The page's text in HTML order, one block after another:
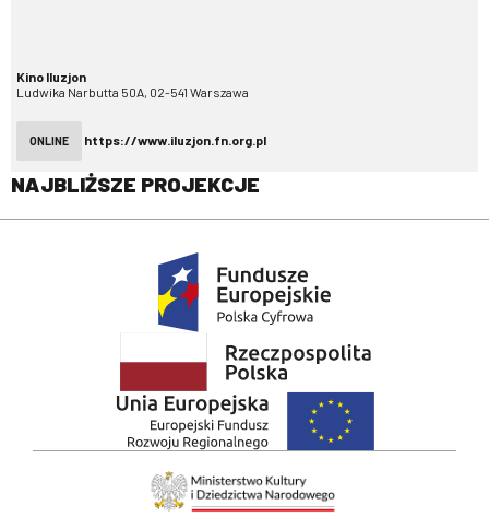
Kino Iluzjon
Ludwika Narbutta 50A, 02-541 Warszawa
ONLINE https://www.iluzjon.fn.org.pl
NAJBLIŻSZE PROJEKCJE